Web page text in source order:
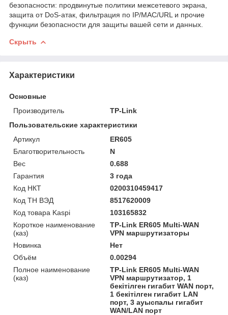
безопасности: продвинутые политики межсетевого экрана,
защита от DoS-атак, фильтрация по IP/MAC/URL и прочие
функции безопасности для защиты вашей сети и данных.
Скрыть
Характеристики
Основные
Производитель
TP-Link
Пользовательские характеристики
Артикул
ER605
Благотворительность
N
Вес
0.688
Гарантия
3 года
Код НКТ
0200310459417
Код ТН ВЭД
8517620009
Код товара Kaspi
103165832
Короткое наименование
(каз)
TP-Link ER605 Multi-WAN
VPN маршрутизаторы
Новинка
Нет
Объём
0.00294
Полное наименование
(каз)
TP-Link ER605 Multi-WAN
VPN маршрутизатор, 1
бекітілген гигабит WAN порт,
1 бекітілген гигабит LAN
порт, 3 ауыспалы гигабит
WAN/LAN порт